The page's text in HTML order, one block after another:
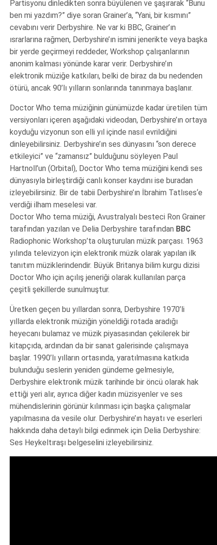
Partisyonu dinledikten sonra büyülenen ve şaşırarak “Bunu
ben mi yazdım?” diye soran Grainer’a, “Yani, bir kısmını”
cevabını verir Derbyshire. Ne var ki BBC, Grainer’ın
ısrarlarına rağmen, Derbyshire’ın ismini jenerikte veya başka
bir yerde geçirmeyi reddeder, Workshop çalışanlarının
anonim kalması yönünde karar verir. Derbyshire’ın
elektronik müziğe katkıları, belki de biraz da bu nedenden
ötürü, ancak 90’lı yılların sonlarında tanınmaya başlanır.
Doctor Who tema müziğinin günümüzde kadar üretilen tüm
versiyonları içeren aşağıdaki videodan, Derbyshire’ın ortaya
koyduğu vizyonun son elli yıl içinde nasıl evrildiğini
dinleyebilirsiniz. Derbyshire’ın ses dünyasını “son derece
etkileyici” ve “zamansız” bulduğunu söyleyen Paul
Hartnoll’un (Orbital), Doctor Who tema müziğini kendi ses
dünyasıyla birleştirdiği canlı konser kaydını ise buradan
izleyebilirsiniz. Bir de tabii Derbyshire’ın İbrahim Tatlıses‘e
verdiği ilham meselesi var.
Doctor Who tema müziği, Avustralyalı besteci Ron Grainer
tarafından yazılan ve Delia Derbyshire tarafından BBC
Radiophonic Workshop’ta oluşturulan müzik parçası. 1963
yılında televizyon için elektronik müzik olarak yapılan ilk
tanıtım müziklerindendir. Büyük Britanya bilim kurgu dizisi
Doctor Who için açılış jeneriği olarak kullanılan parça
çeşitli şekillerde sunulmuştur.
Üretken geçen bu yıllardan sonra, Derbyshire 1970’li
yıllarda elektronik müziğin yöneldiği rotada aradığı
heyecanı bulamaz ve müzik piyasasından çekilerek bir
kitapçıda, ardından da bir sanat galerisinde çalışmaya
başlar. 1990’lı yılların ortasında, yaratılmasına katkıda
bulunduğu seslerin yeniden gündeme gelmesiyle,
Derbyshire elektronik müzik tarihinde bir öncü olarak hak
ettiği yeri alır, ayrıca diğer kadın müzisyenler ve ses
mühendislerinin görünür kılınması için başka çalışmalar
yapılmasına da vesile olur. Derbyshire’ın hayatı ve eserleri
hakkında daha detaylı bilgi edinmek için Delia Derbyshire:
Ses Heykeltıraşı belgeselini izleyebilirsiniz.